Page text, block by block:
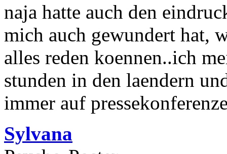
naja hatte auch den
mich auch gewundert hat,
alles reden koennen..ich
stunden in den laendern
immer auf
Sylvana